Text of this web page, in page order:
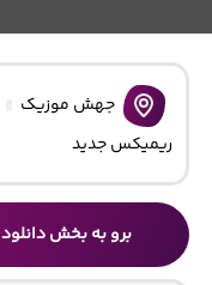
جهش موزیک
ریمیکس جدید
برو به بخش دانلود